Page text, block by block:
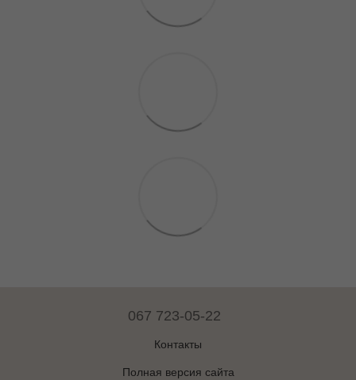
067 723-05-22
Контакты
Полная версия сайта